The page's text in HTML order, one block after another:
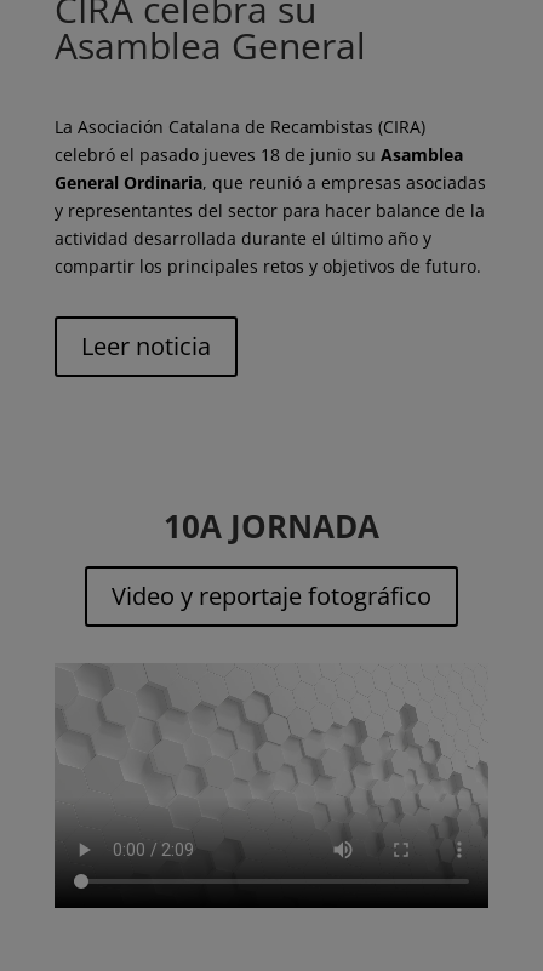
Asamblea General
La Asociación Catalana de Recambistas (CIRA)
celebró el pasado jueves 18 de junio su Asamblea
General Ordinaria, que reunió a empresas asociadas
y representantes del sector para hacer balance de la
actividad desarrollada durante el último año y
compartir los principales retos y objetivos de futuro.
Leer noticia
10A JORNADA
Video y reportaje fotográfico